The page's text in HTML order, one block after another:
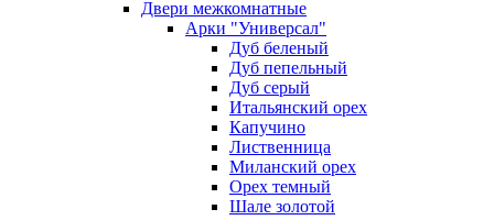
Двери межкомнатные
Арки "Универсал"
Дуб беленый
Дуб пепельный
Дуб серый
Итальянский орех
Капучино
Лиственница
Миланский орех
Орех темный
Шале золотой